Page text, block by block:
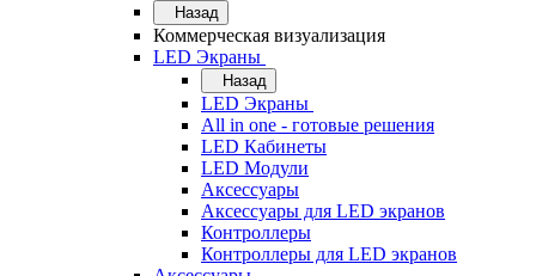
Назад
Коммерческая визуализация
LED Экраны
Назад
LED Экраны
All in one - готовые решения
LED Кабинеты
LED Модули
Аксессуары
Аксессуары для LED экранов
Контроллеры
Контроллеры для LED экранов